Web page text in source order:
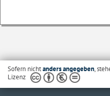
Sofern nichtanders angegeben,
Lizenz